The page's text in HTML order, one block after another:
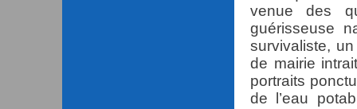
venue des
guérisseuse
survivaliste,
de mairie
portraits
de l’eau